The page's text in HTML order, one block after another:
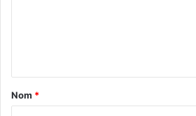
t
a
Nom *